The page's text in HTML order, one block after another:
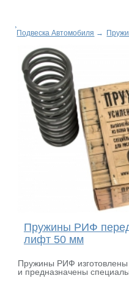
Подвеска Автомобиля →
Пружины РИФ
лифт 50 мм
Пружины РИФ изготовлены
и предназначены